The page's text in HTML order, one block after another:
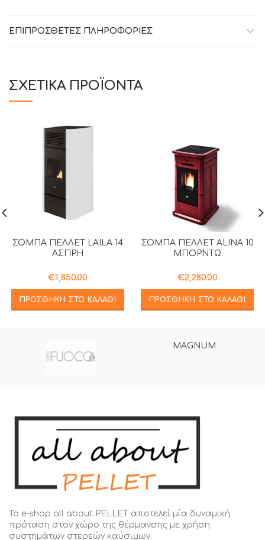
ΕΠΙΠΡΌΣΘΕΤΕΣ ΠΛΗΡΟΦΟΡΊΕΣ
ΣΧΕΤΙΚΆ ΠΡΟΪΌΝΤΑ
ΣΟΜΠΑ ΠΕΛΛΕΤ LAILA 14
ΑΣΠΡΗ
€1,850.00
ΠΡΟΣΘΉΚΗ ΣΤΟ ΚΑΛΆΘΙ
ΣΟΜΠΑ ΠΕΛΛΕΤ ALINA 10
ΜΠΟΡΝΤΩ
€2,280.00
ΠΡΟΣΘΉΚΗ ΣΤΟ ΚΑΛΆΘΙ
MAGNUM
Το e-shop all about PELLET αποτελεί μία δυναμική
πρόταση στον χώρο της θέρμανσης με χρήση
συστημάτων στερεών καύσιμων.